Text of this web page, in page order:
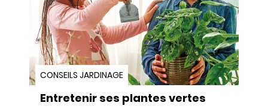
CONSEILS JARDINAGE
Entretenir ses plantes vertes